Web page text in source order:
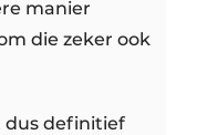
manier
die zeker ook
dus definitief